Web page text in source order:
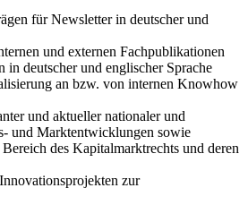
für Newsletter in deutscher und
und externen Fachpublikationen
in deutscher und englischer Sprache
an bzw. von internen Knowhow
und aktueller nationaler und
und Marktentwicklungen sowie
des Kapitalmarktrechts und deren
zur